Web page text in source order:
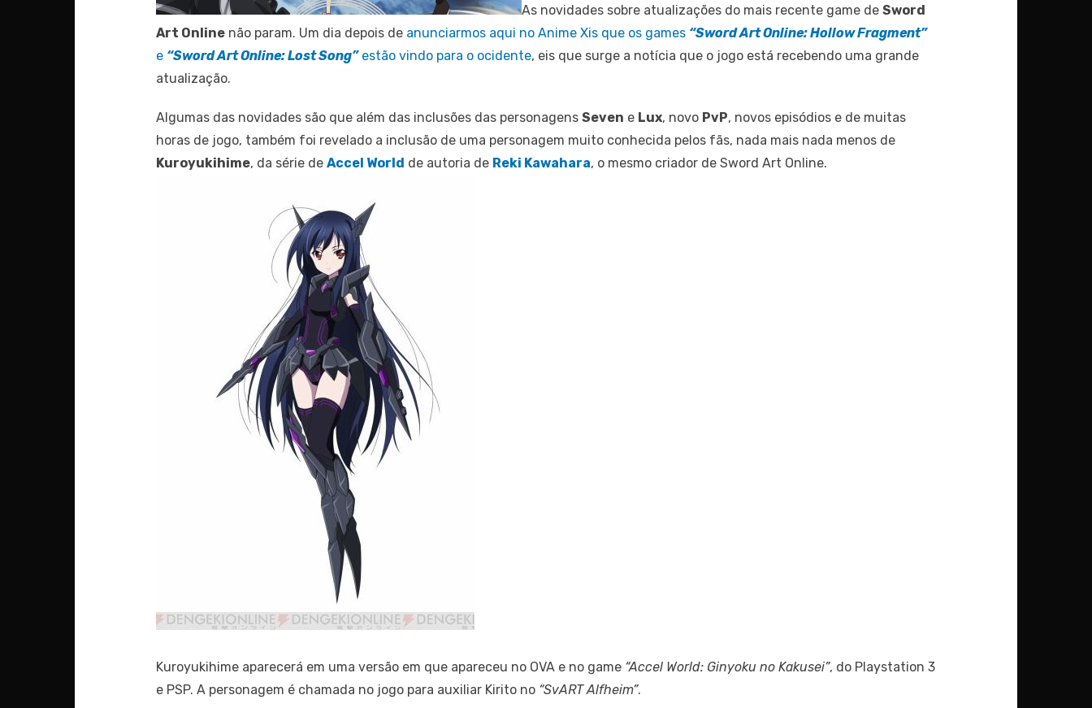
As novidades sobre atualizações do mais recente game de Sword
Art Online não param. Um dia depois de anunciarmos aqui no Anime Xis que os games “Sword Art Online: Hollow Fragment”
e “Sword Art Online: Lost Song”estão vindo para o ocidente, eis que surge a notícia que o jogo está recebendo uma grande
atualização.
Algumas das novidades são que além das inclusões das personagens Seven e Lux, novo PvP, novos episódios e de muitas
horas de jogo, também foi revelado a inclusão de uma personagem muito conhecida pelos fãs, nada mais nada menos de
Kuroyukihime, da série de Accel World de autoria de Reki Kawahara, o mesmo criador de Sword Art Online.
Kuroyukihime aparecerá em uma versão em que apareceu no OVA e no game “Accel World: Ginyoku no Kakusei”, do Playstation 3
e PSP. A personagem é chamada no jogo para auxiliar Kirito no “SvART Alfheim”.